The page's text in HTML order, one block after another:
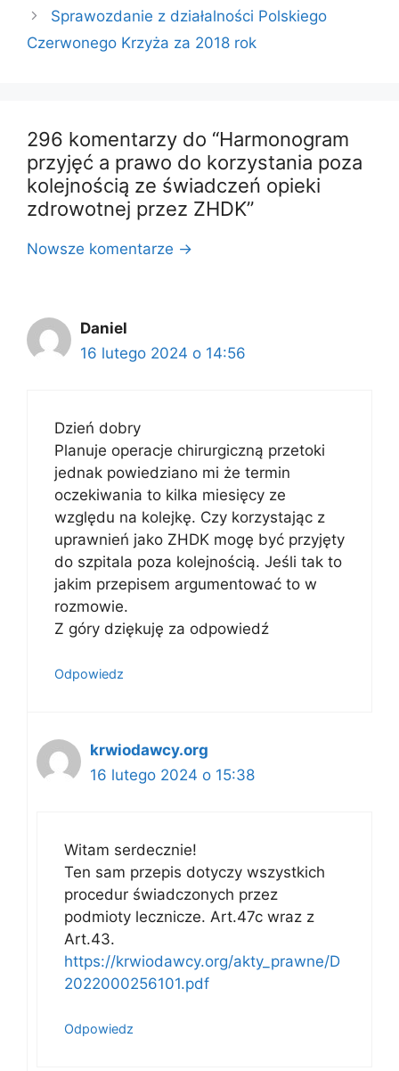
Sprawozdanie z działalności Polskiego
Czerwonego Krzyża za 2018 rok
296 komentarzy do “Harmonogram
przyjęć a prawo do korzystania poza
kolejnością ze świadczeń opieki
zdrowotnej przez ZHDK”
Nawigacja
Nowsze komentarze →
Daniel
16 lutego 2024 o 14:56
Dzień dobry
Planuje operacje chirurgiczną przetoki
jednak powiedziano mi że termin
oczekiwania to kilka miesięcy ze
względu na kolejkę. Czy korzystając z
uprawnień jako ZHDK mogę być przyjęty
do szpitala poza kolejnością. Jeśli tak to
jakim przepisem argumentować to w
rozmowie.
Z góry dziękuję za odpowiedź
Odpowiedz
krwiodawcy.org
16 lutego 2024 o 15:38
Witam serdecznie!
Ten sam przepis dotyczy wszystkich
procedur świadczonych przez
podmioty lecznicze. Art.47c wraz z
Art.43.
https://krwiodawcy.org/akty_prawne/D
2022000256101.pdf
Odpowiedz